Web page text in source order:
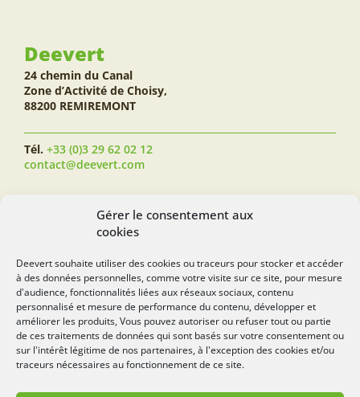
Gérer le consentement aux
cookies
Deevert souhaite utiliser des cookies ou traceurs pour stocker et accéder
à des données personnelles, comme votre visite sur ce site, pour mesure
d'audience, fonctionnalités liées aux réseaux sociaux, contenu
personnalisé et mesure de performance du contenu, développer et
améliorer les produits, Vous pouvez autoriser ou refuser tout ou partie
de ces traitements de données qui sont basés sur votre consentement ou
sur l'intérêt légitime de nos partenaires, à l'exception des cookies et/ou
traceurs nécessaires au fonctionnement de ce site.
Deevert
24 chemin du Canal
Zone d’Activité de Choisy,
88200 REMIREMONT
Tél. +33 (0)3 29 62 02 12
contact@deevert.com
SUIVEZ-NOUS...
deevert.com